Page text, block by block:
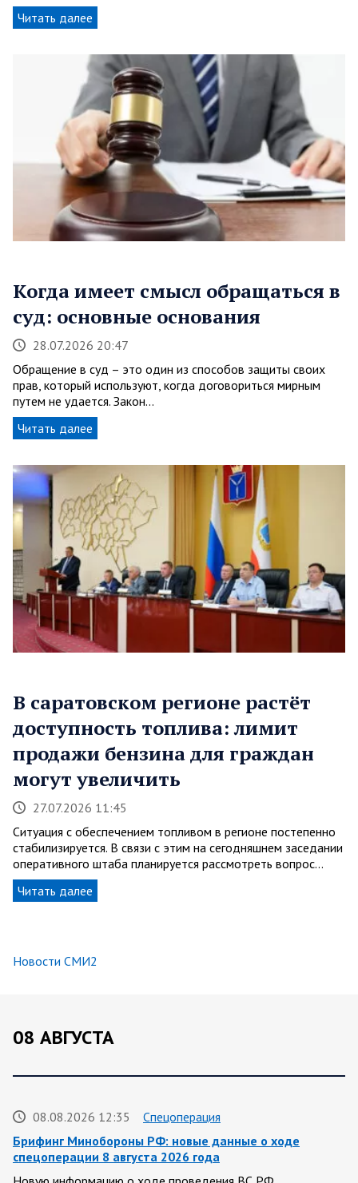
Читать далее
Когда имеет смысл обращаться в
суд: основные основания
28.07.2026 20:47
Обращение в суд – это один из способов защиты своих
прав, который используют, когда договориться мирным
путем не удается. Закон…
Читать далее
В саратовском регионе растёт
доступность топлива: лимит
продажи бензина для граждан
могут увеличить
27.07.2026 11:45
Ситуация с обеспечением топливом в регионе постепенно
стабилизируется. В связи с этим на сегодняшнем заседании
оперативного штаба планируется рассмотреть вопрос…
Читать далее
Новости СМИ2
08 АВГУСТА
08.08.2026 12:35
Спецоперация
Брифинг Минобороны РФ: новые данные о ходе
спецоперации 8 августа 2026 года